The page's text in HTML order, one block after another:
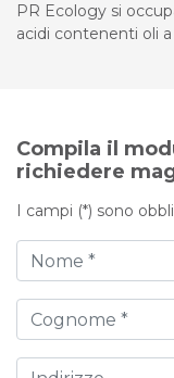
PR Ecology si
acidi contenenti oli
Compila il
richiedere
I campi (*) sono
Nome
Cognome
Indirizzo